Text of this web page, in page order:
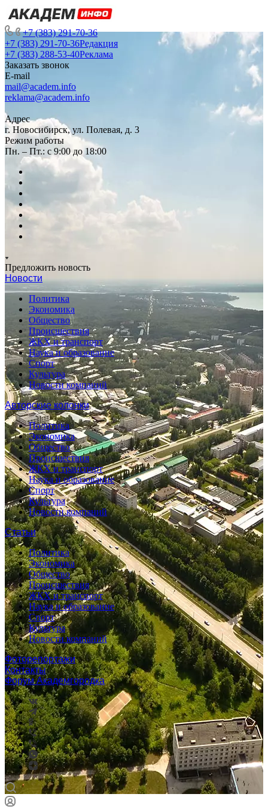
+7 (383) 291-70-36
+7 (383) 291-70-36Редакция
+7 (383) 288-53-40Реклама
Заказать звонок
E-mail
mail@academ.info
reklama@academ.info
Адрес
г. Новосибирск, ул. Полевая, д. 3
Режим работы
Пн. – Пт.: с 9:00 до 18:00
Предложить новость
Новости
Политика
Экономика
Общество
Происшествия
ЖКХ и транспорт
Наука и образование
Спорт
Культура
Новости компаний
Авторские колонки
Политика
Экономика
Общество
Происшествия
ЖКХ и транспорт
Наука и образование
Спорт
Культура
Новости компаний
Статьи
Политика
Экономика
Общество
Происшествия
ЖКХ и транспорт
Наука и образование
Спорт
Культура
Новости компаний
Фоторепортажи
Контакты
Форум Академгородка